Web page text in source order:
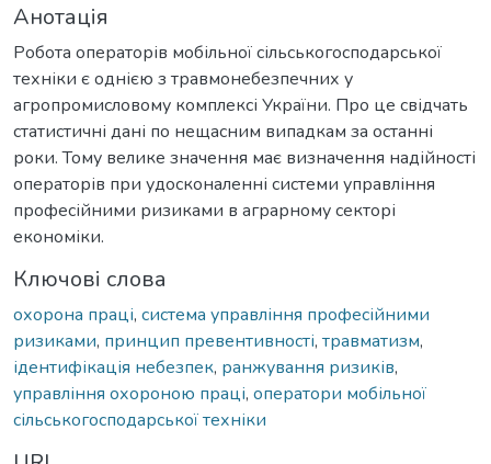
Анотація
Робота операторів мобільної сільськогосподарської
техніки є однією з травмонебезпечних у
агропромисловому комплексі України. Про це свідчать
статистичні дані по нещасним випадкам за останні
роки. Тому велике значення має визначення надійності
операторів при удосконаленні системи управління
професійними ризиками в аграрному секторі
економіки.
Ключові слова
охорона праці, система управління професійними
ризиками, принцип превентивності, травматизм,
ідентифікація небезпек, ранжування ризиків,
управління охороною праці, оператори мобільної
сільськогосподарської техніки